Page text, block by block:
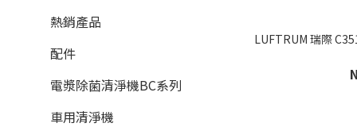
熱銷產品
配件
電漿除菌清淨機BC系列
車用清淨機
LUFTRUM 瑞際